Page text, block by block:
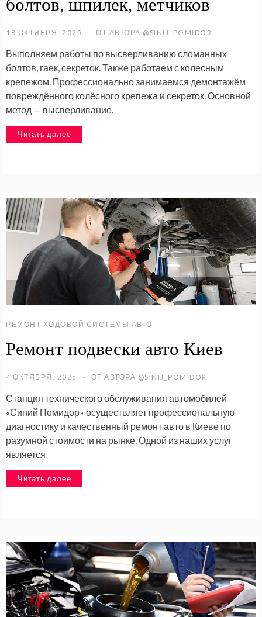
болтов, шпилек, метчиков
18 ОКТЯБРЯ, 2025 ОТ АВТОРА @SINIJ_POMIDOR
Выполняем работы по высверливанию сломанных
болтов, гаек, секреток. Также работаем с колесным
крепежом. Профессионально занимаемся демонтажём
повреждённого колёсного крепежа и секреток. Основной
метод — высверливание.
Читать далее
РЕМОНТ ХОДОВОЙ СИСТЕМЫ АВТО
Ремонт подвески авто Киев
4 ОКТЯБРЯ, 2025 ОТ АВТОРА @SINIJ_POMIDOR
Станция технического обслуживания автомобилей
«Синий Помидор» осуществляет профессиональную
диагностику и качественный ремонт авто в Киеве по
разумной стоимости на рынке. Одной из наших услуг
является
Читать далее